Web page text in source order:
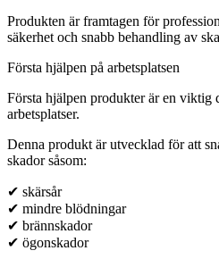
Produkten är framtagen för
säkerhet och snabb behandling av
Första hjälpen på arbetsplatsen
Första hjälpen produkter är en viktig
arbetsplatser.
Denna produkt är utvecklad för att
skador såsom:
✔ skärsår
✔ mindre blödningar
✔ brännskador
✔ ögonskador